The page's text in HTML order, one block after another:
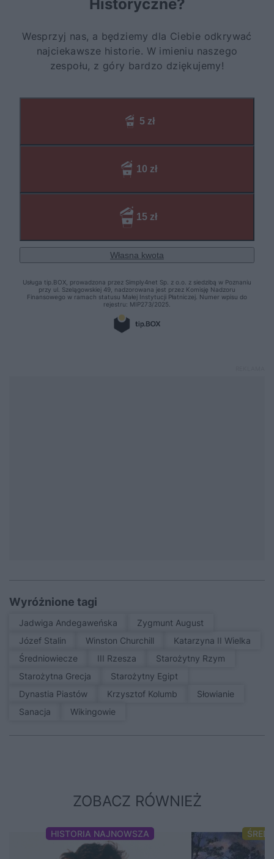
Wyróżnione tagi
Jadwiga Andegaweńska
Zygmunt August
Józef Stalin
Winston Churchill
Katarzyna II Wielka
średniowiecze
III Rzesza
Starożytny Rzym
Starożytna Grecja
Starożytny Egipt
Dynastia Piastów
Krzysztof Kolumb
Słowianie
sanacja
Wikingowie
ZOBACZ RÓWNIEŻ
HISTORIA NAJNOWSZA